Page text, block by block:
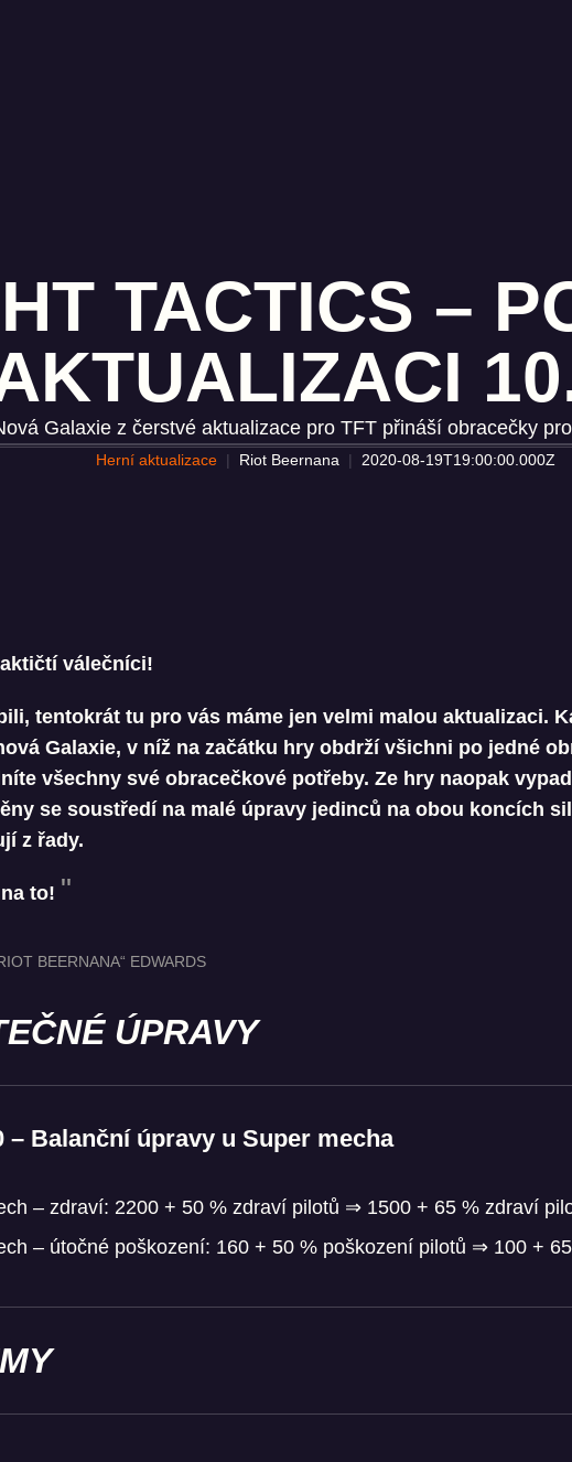
TACTICS –
Galaxie z čerstvé aktualizace pro TFT přináší obracečky
Herní aktualizace Riot Beernana 2020-08-19T19:00:00.000Z
válečníci!
tentokrát tu pro vás máme jen velmi malou aktualizaci.
Galaxie, v níž na začátku hry obdrží všichni po jedné
všechny své obracečkové potřeby. Ze hry naopak
se soustředí na malé úpravy jedinců na obou koncích
z řady.
to!
BEERNANA“ EDWARDS
ÚPRAVY
– Balanční úpravy u Super mecha
– zdraví: 2200 + 50 % zdraví pilotů ⇒ 1500 + 65 % zdraví
– útočné poškození: 160 + 50 % poškození pilotů ⇒ 100 +